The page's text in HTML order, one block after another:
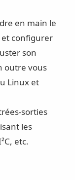
en main le
et configurer
son
outre vous
Linux et
sorties
les
etc.